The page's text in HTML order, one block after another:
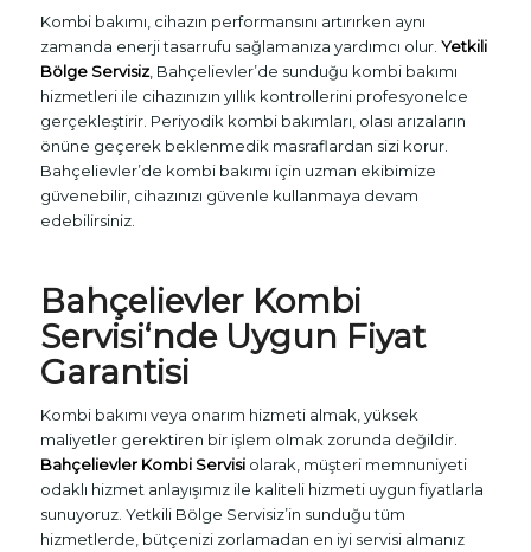
Kombi bakımı, cihazın performansını artırırken aynı
zamanda enerji tasarrufu sağlamanıza yardımcı olur. Yetkili
Bölge Servisiz, Bahçelievler’de sunduğu kombi bakımı
hizmetleri ile cihazınızın yıllık kontrollerini profesyonelce
gerçekleştirir. Periyodik kombi bakımları, olası arızaların
önüne geçerek beklenmedik masraflardan sizi korur.
Bahçelievler’de kombi bakımı için uzman ekibimize
güvenebilir, cihazınızı güvenle kullanmaya devam
edebilirsiniz.
Bahçelievler Kombi
Servisi‘nde Uygun Fiyat
Garantisi
Kombi bakımı veya onarım hizmeti almak, yüksek
maliyetler gerektiren bir işlem olmak zorunda değildir.
Bahçelievler Kombi Servisiolarak, müşteri memnuniyeti
odaklı hizmet anlayışımız ile kaliteli hizmeti uygun fiyatlarla
sunuyoruz. Yetkili Bölge Servisiz’in sunduğu tüm
hizmetlerde, bütçenizi zorlamadan en iyi servisi almanız